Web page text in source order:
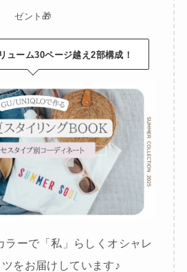
ゼント🎁
ューム30ページ越え2部構成！
ラーで「私」らしくオシャレ
をお届けしています♪